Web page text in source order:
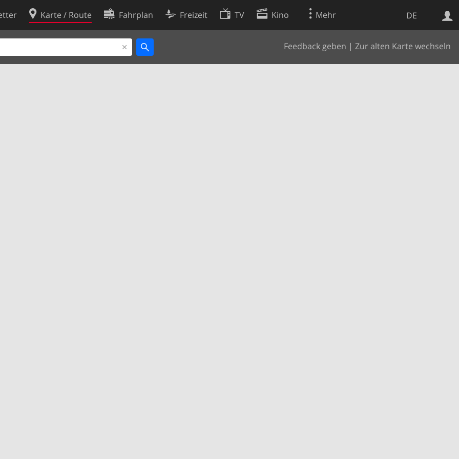
DE
Karte / Route Fahrplan Freizeit TV Kino Mehr
Feedback geben | Zur alten Karte wechseln
Websuche
Cookie-Richtlinie
Cookie-Einstellungen